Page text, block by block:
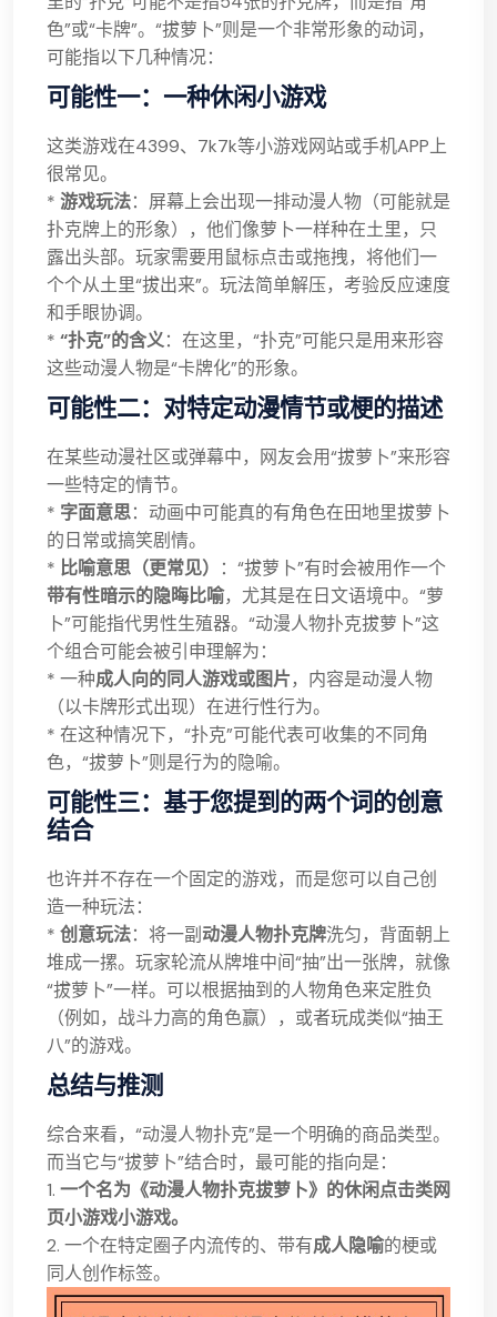
色”或“卡牌”。“拔萝卜”则是一个非常形象的动词，
可能指以下几种情况：
可能性一：一种休闲小游戏
这类游戏在4399、7k7k等小游戏网站或手机APP上
很常见。
* 游戏玩法：屏幕上会出现一排动漫人物（可能就是
扑克牌上的形象），他们像萝卜一样种在土里，只
露出头部。玩家需要用鼠标点击或拖拽，将他们一
个个从土里“拔出来”。玩法简单解压，考验反应速度
和手眼协调。
* “扑克”的含义：在这里，“扑克”可能只是用来形容
这些动漫人物是“卡牌化”的形象。
可能性二：对特定动漫情节或梗的描述
在某些动漫社区或弹幕中，网友会用“拔萝卜”来形容
一些特定的情节。
* 字面意思：动画中可能真的有角色在田地里拔萝卜
的日常或搞笑剧情。
* 比喻意思（更常见）
：“拔萝卜”有时会被用作一个
带有性暗示的隐晦比喻，尤其是在日文语境中。“萝
卜”可能指代男性生殖器。“动漫人物扑克拔萝卜”这
个组合可能会被引申理解为：
* 一种成人向的同人游戏或图片，内容是动漫人物
（以卡牌形式出现）在进行性行为。
* 在这种情况下，“扑克”可能代表可收集的不同角
色，“拔萝卜”则是行为的隐喻。
可能性三：基于您提到的两个词的创意
结合
也许并不存在一个固定的游戏，而是您可以自己创
造一种玩法：
* 创意玩法：将一副 动漫人物扑克牌洗匀，背面朝上
堆成一摞。玩家轮流从牌堆中间“抽”出一张牌，就像
“拔萝卜”一样。可以根据抽到的人物角色来定胜负
（例如，战斗力高的角色赢），或者玩成类似“抽王
八”的游戏。
总结与推测
综合来看，“动漫人物扑克”是一个明确的商品类型。
而当它与“拔萝卜”结合时，最可能的指向是：
1. 一个名为《动漫人物扑克拔萝卜》的休闲点击类网
页小游戏小游戏。
2. 一个在特定圈子内流传的、带有成人隐喻的梗或
同人创作标签。